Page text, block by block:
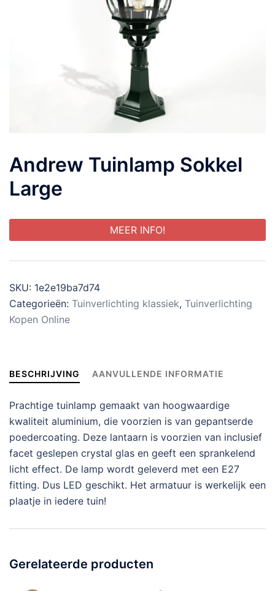
Andrew Tuinlamp Sokkel
Large
MEER INFO!
SKU: 1e2e19ba7d74
Categorieën: Tuinverlichting klassiek, Tuinverlichting
Kopen Online
BESCHRIJVING AANVULLENDE INFORMATIE
Prachtige tuinlamp gemaakt van hoogwaardige
kwaliteit aluminium, die voorzien is van gepantserde
poedercoating. Deze lantaarn is voorzien van inclusief
facet geslepen crystal glas en geeft een sprankelend
licht effect. De lamp wordt geleverd met een E27
fitting. Dus LED geschikt. Het armatuur is werkelijk een
plaatje in iedere tuin!
Gerelateerde producten